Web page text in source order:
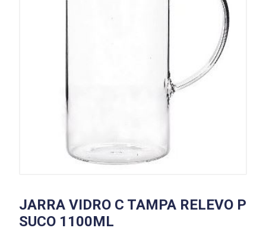
JARRA VIDRO C TAMPA RELEVO P
SUCO 1100ML